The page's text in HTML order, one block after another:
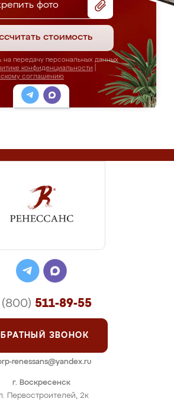
фото
стоимость
на передачу персональных данных
конфиденциальности
соглашению
г. Воскресенск
Первостроителей, 2к
511-89-55
ЗВОНОК
renessans@yandex.ru